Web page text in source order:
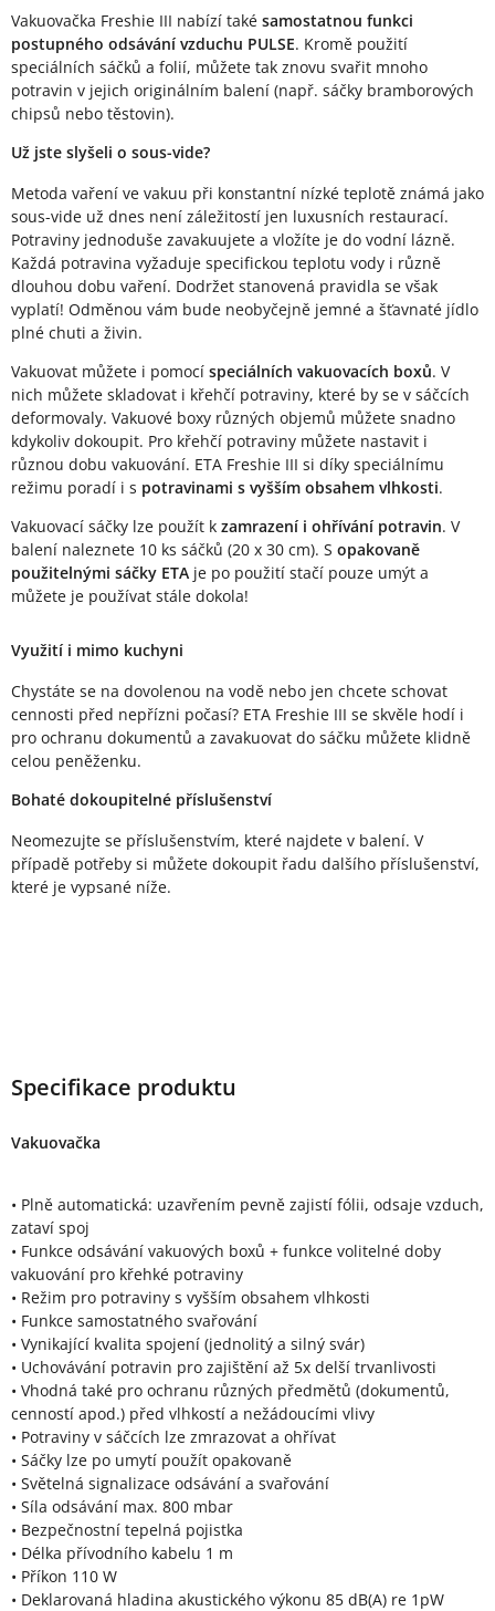
Vakuovačka Freshie III nabízí také samostatnou funkci
postupného odsávání vzduchu PULSE. Kromě použití
speciálních sáčků a folií, můžete tak znovu svařit mnoho
potravin v jejich originálním balení (např. sáčky bramborových
chipsů nebo těstovin).
Už jste slyšeli o sous-vide?
Metoda vaření ve vakuu při konstantní nízké teplotě známá jako
sous-vide už dnes není záležitostí jen luxusních restaurací.
Potraviny jednoduše zavakuujete a vložíte je do vodní lázně.
Každá potravina vyžaduje specifickou teplotu vody i různě
dlouhou dobu vaření. Dodržet stanovená pravidla se však
vyplatí! Odměnou vám bude neobyčejně jemné a šťavnaté jídlo
plné chuti a živin.
Vakuovat můžete i pomocí speciálních vakuovacích boxů. V
nich můžete skladovat i křehčí potraviny, které by se v sáčcích
deformovaly. Vakuové boxy různých objemů můžete snadno
kdykoliv dokoupit. Pro křehčí potraviny můžete nastavit i
různou dobu vakuování. ETA Freshie III si díky speciálnímu
režimu poradí i s potravinami s vyšším obsahem vlhkosti.
Vakuovací sáčky lze použít k zamrazení i ohřívání potravin. V
balení naleznete 10 ks sáčků (20 x 30 cm). S opakovaně
použitelnými sáčky ETA je po použití stačí pouze umýt a
můžete je používat stále dokola!
Využití i mimo kuchyni
Chystáte se na dovolenou na vodě nebo jen chcete schovat
cennosti před nepřízni počasí? ETA Freshie III se skvěle hodí i
pro ochranu dokumentů a zavakuovat do sáčku můžete klidně
celou peněženku.
Bohaté dokoupitelné příslušenství
Neomezujte se příslušenstvím, které najdete v balení. V
případě potřeby si můžete dokoupit řadu dalšího příslušenství,
které je vypsané níže.
Specifikace produktu
Vakuovačka
• Plně automatická: uzavřením pevně zajistí fólii, odsaje vzduch,
zataví spoj
• Funkce odsávání vakuových boxů + funkce volitelné doby
vakuování pro křehké potraviny
• Režim pro potraviny s vyšším obsahem vlhkosti
• Funkce samostatného svařování
• Vynikající kvalita spojení (jednolitý a silný svár)
• Uchovávání potravin pro zajištění až 5x delší trvanlivosti
• Vhodná také pro ochranu různých předmětů (dokumentů,
cenností apod.) před vlhkostí a nežádoucími vlivy
• Potraviny v sáčcích lze zmrazovat a ohřívat
• Sáčky lze po umytí použít opakovaně
• Světelná signalizace odsávání a svařování
• Síla odsávání max. 800 mbar
• Bezpečnostní tepelná pojistka
• Délka přívodního kabelu 1 m
• Příkon 110 W
• Deklarovaná hladina akustického výkonu 85 dB(A) re 1pW